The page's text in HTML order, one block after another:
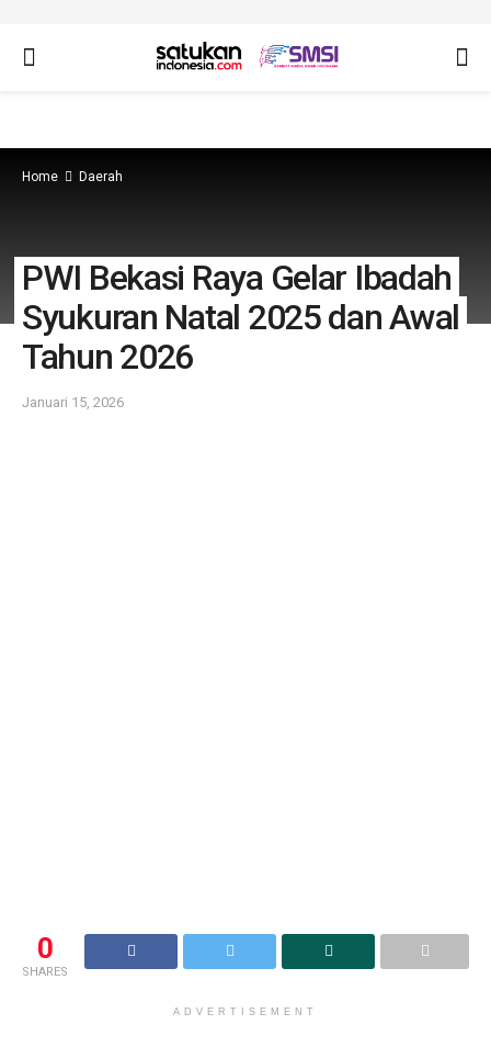
Home Daerah
PWI Bekasi Raya Gelar Ibadah
Syukuran Natal 2025 dan Awal
Tahun 2026
Januari 15, 2026
0
SHARES
ADVERTISEMENT